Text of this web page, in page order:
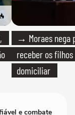
→ Moraes nega
receber os filhos
domiciliar
e combate